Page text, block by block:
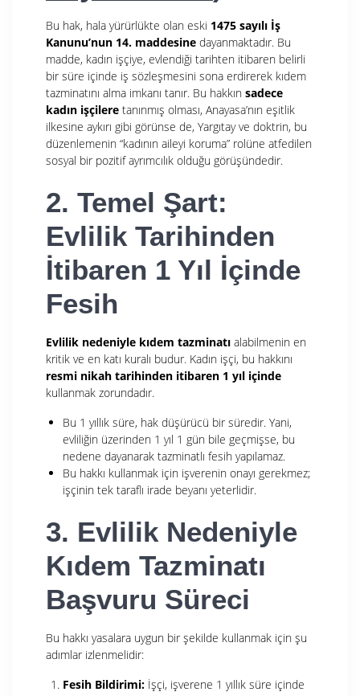
Bu hak, hala yürürlükte olan eski 1475 sayılı İş
Kanunu’nun 14. maddesine dayanmaktadır. Bu
madde, kadın işçiye, evlendiği tarihten itibaren belirli
bir süre içinde iş sözleşmesini sona erdirerek kıdem
tazminatını alma imkanı tanır. Bu hakkın sadece
kadın işçilere tanınmış olması, Anayasa’nın eşitlik
ilkesine aykırı gibi görünse de, Yargıtay ve doktrin, bu
düzenlemenin “kadının aileyi koruma” rolüne atfedilen
sosyal bir pozitif ayrımcılık olduğu görüşündedir.
2. Temel Şart:
Evlilik Tarihinden
İtibaren 1 Yıl İçinde
Fesih
Evlilik nedeniyle kıdem tazminatı alabilmenin en
kritik ve en katı kuralı budur. Kadın işçi, bu hakkını
resmi nikah tarihinden itibaren 1 yıl içinde
kullanmak zorundadır.
Bu 1 yıllık süre, hak düşürücü bir süredir. Yani,
evliliğin üzerinden 1 yıl 1 gün bile geçmişse, bu
nedene dayanarak tazminatlı fesih yapılamaz.
Bu hakkı kullanmak için işverenin onayı gerekmez;
işçinin tek taraflı irade beyanı yeterlidir.
3. Evlilik Nedeniyle
Kıdem Tazminatı
Başvuru Süreci
Bu hakkı yasalara uygun bir şekilde kullanmak için şu
adımlar izlenmelidir:
Fesih Bildirimi: İşçi, işverene 1 yıllık süre içinde